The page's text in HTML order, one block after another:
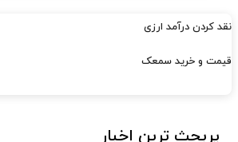
نقد کردن درآمد ارزی
قیمت و خرید سمعک
پربحث ترین اخبار